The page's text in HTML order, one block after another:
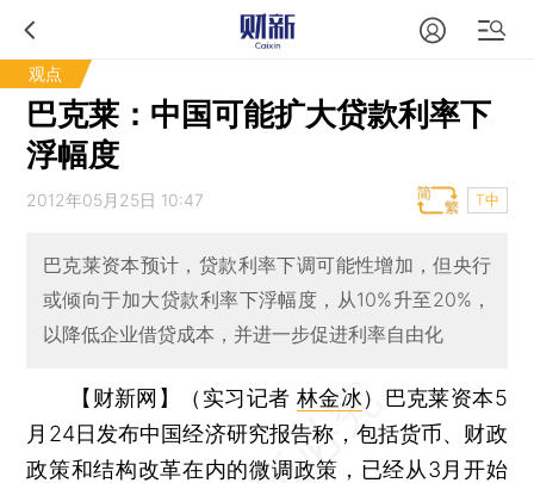
观点
巴克莱：中国可能扩大贷款利率下
浮幅度
2012年05月25日 10:47 T中
巴克莱资本预计，贷款利率下调可能性增加，但央行
或倾向于加大贷款利率下浮幅度，从10%升至20%，
以降低企业借贷成本，并进一步促进利率自由化
【财新网】（实习记者 林金冰） 巴克莱资本5
月24日发布中国经济研究报告称，包括货币、财政
政策和结构改革在内的微调政策，已经从3月开始